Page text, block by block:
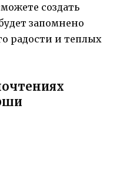
создать
запомнено
радости и теплых